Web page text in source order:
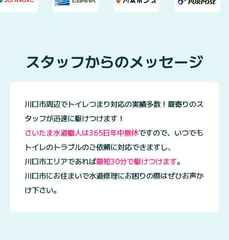
スタッフからのメッセージ
川口市周辺でトイレつまり対応の実績多数！最寄りのス
タッフが迅速に駆けつけます！
さいたま水道職人は365日年中無休ですので、いつでも
トイレのトラブルのご依頼に対応できますし、
川口市エリアであれば最短30分で駆けつけます。
川口市にお住まいで水道修理にお困りの際はぜひお声か
け下さい。